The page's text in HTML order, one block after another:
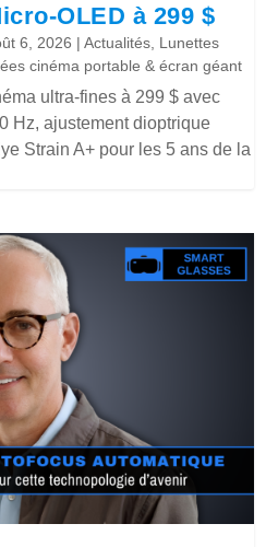
OLED à 299 $
6, 2026 |Actualités Lunettes
cinéma portable & écran géant
ultra-fines à 299 $ avec
Hz, ajustement dioptrique
Strain A+ pour les 5 ans de la